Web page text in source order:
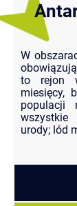
W
to rejon
miesięcy,
populacji
wszystkie
urody; lód